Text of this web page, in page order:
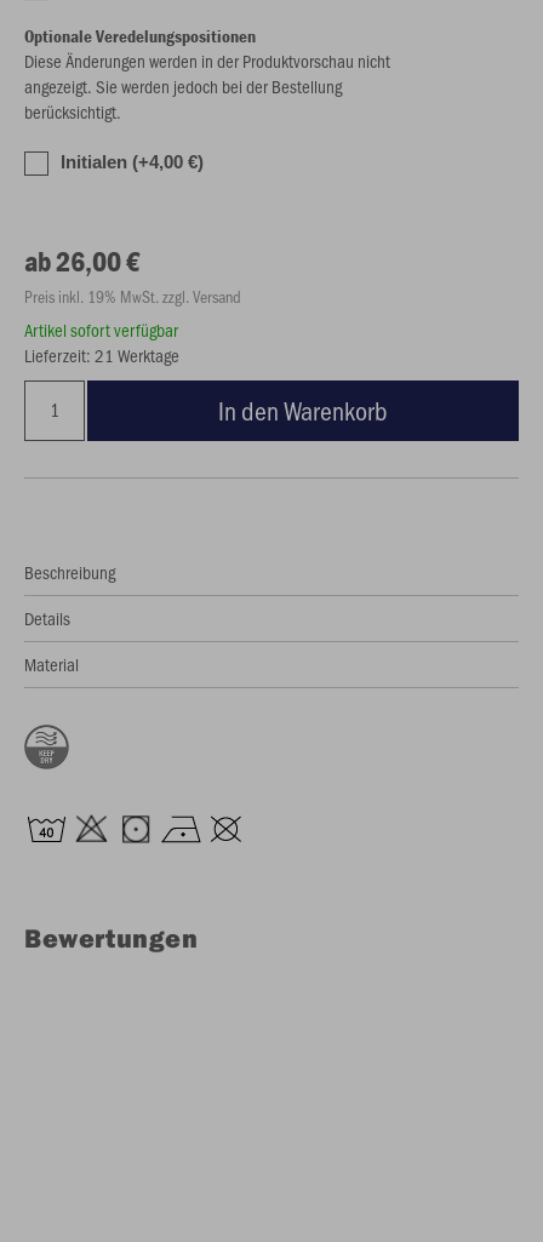
Optionale Veredelungspositionen
Diese Änderungen werden in der Produktvorschau nicht
angezeigt. Sie werden jedoch bei der Bestellung
berücksichtigt.
Initialen (+4,00 €)
ab 26,00 €
Preis inkl. 19% MwSt. zzgl. Versand
Artikel sofort verfügbar
Lieferzeit: 21 Werktage
In den Warenkorb
Beschreibung
Details
Material
Bewertungen